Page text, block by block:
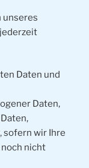
unseres
Daten und
Daten,
sofern wir Ihre
nicht